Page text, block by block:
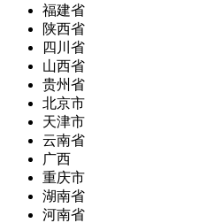
福建省
陕西省
四川省
山西省
贵州省
北京市
天津市
云南省
广西
重庆市
湖南省
河南省